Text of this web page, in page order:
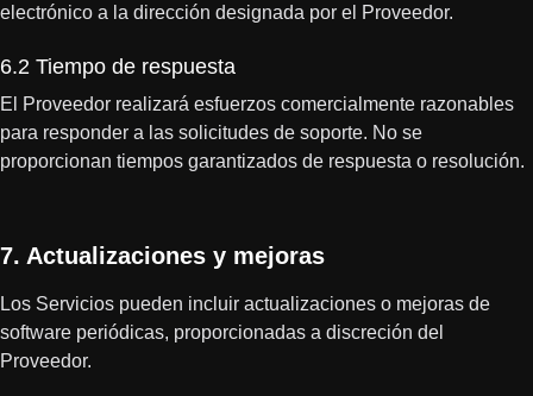
electrónico a la dirección designada por el Proveedor.
6.2 Tiempo de respuesta
El Proveedor realizará esfuerzos comercialmente razonables
para responder a las solicitudes de soporte. No se
proporcionan tiempos garantizados de respuesta o resolución.
7. Actualizaciones y mejoras
Los Servicios pueden incluir actualizaciones o mejoras de
software periódicas, proporcionadas a discreción del
Proveedor.